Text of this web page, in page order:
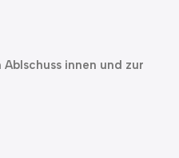
innen und zur